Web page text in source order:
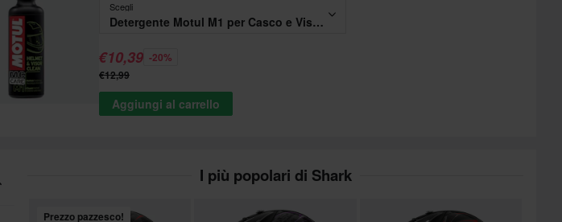
Scegli
Detergente Motul M1 per Casco e Visiera 250ml
€10,39 -20%
€12,99
Aggiungi al carrello
I più popolari di Shark
Prezzo pazzesco!